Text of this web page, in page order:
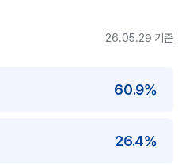
26.05.29 기준
60.9%
26.4%